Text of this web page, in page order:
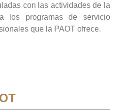
con las actividades de la
los programas de servicio
que la PAOT ofrece.